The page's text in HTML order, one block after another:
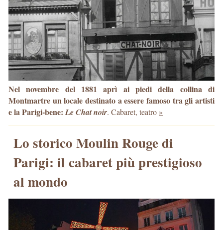
Nel novembre del 1881 aprì ai piedi della collina di
Montmartre un locale destinato a essere famoso tra gli artisti
e la Parigi-bene: Le Chat noir. Cabaret, teatro »
Lo storico Moulin Rouge di
Parigi: il cabaret più prestigioso
al mondo